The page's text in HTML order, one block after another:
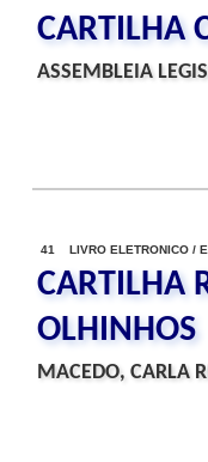
CARTILHA
ASSEMBLEIA
41 LIVRO ELETRONICO /
CARTILHA
OLHINHOS
MACEDO, CARLA